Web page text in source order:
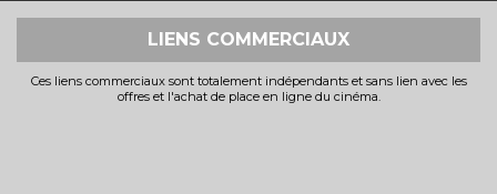
LIENS COMMERCIAUX
Ces liens commerciaux sont totalement indépendants et sans lien avec les
offres et l'achat de place en ligne du cinéma.